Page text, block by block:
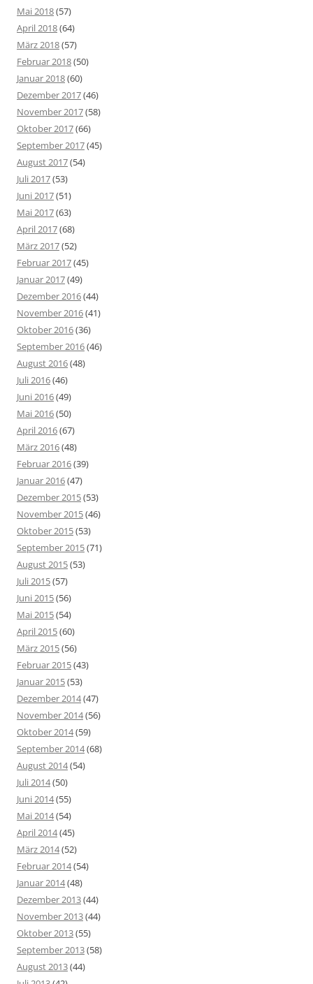
Mai 2018(57)
April 2018(64)
März 2018(57)
Februar 2018(50)
Januar 2018(60)
Dezember 2017(46)
November 2017(58)
Oktober 2017(66)
September 2017(45)
August 2017(54)
Juli 2017(53)
Juni 2017(51)
Mai 2017(63)
April 2017(68)
März 2017(52)
Februar 2017(45)
Januar 2017(49)
Dezember 2016(44)
November 2016(41)
Oktober 2016(36)
September 2016(46)
August 2016(48)
Juli 2016(46)
Juni 2016(49)
Mai 2016(50)
April 2016(67)
März 2016(48)
Februar 2016(39)
Januar 2016(47)
Dezember 2015(53)
November 2015(46)
Oktober 2015(53)
September 2015(71)
August 2015(53)
Juli 2015(57)
Juni 2015(56)
Mai 2015(54)
April 2015(60)
März 2015(56)
Februar 2015(43)
Januar 2015(53)
Dezember 2014(47)
November 2014(56)
Oktober 2014(59)
September 2014(68)
August 2014(54)
Juli 2014(50)
Juni 2014(55)
Mai 2014(54)
April 2014(45)
März 2014(52)
Februar 2014(54)
Januar 2014(48)
Dezember 2013(44)
November 2013(44)
Oktober 2013(55)
September 2013(58)
August 2013(44)